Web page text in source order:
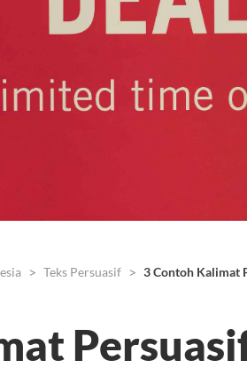
Teks Persuasif 3 Contoh Kalimat